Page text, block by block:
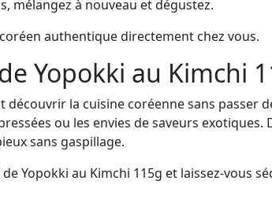
mélangez à nouveau et dégustez.
authentique directement chez vous.
Yopokki au Kimchi
la cuisine coréenne sans passer
ou les envies de saveurs
sans gaspillage.
Yopokki au Kimchi 115g et laissez-vous